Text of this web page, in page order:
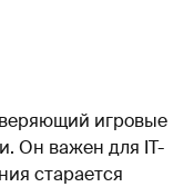
игровые
Он важен для IT-
старается